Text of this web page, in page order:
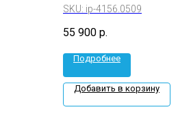
et+35/+30 5*114.3
SKU: ip-4156.0509
55 900 р.
Подробнее
Добавить в корзину